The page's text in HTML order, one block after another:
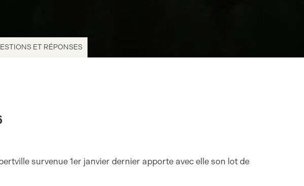
ET RÉPONSES
survenue 1er janvier dernier apporte avec elle son lot de